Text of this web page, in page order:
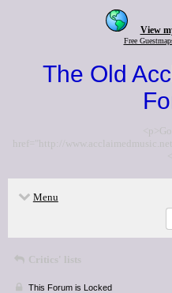
View
Free
The Old
href="http://
Menu
Critics' lists
This Forum is Locked